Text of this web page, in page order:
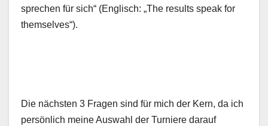
sprechen für sich“ (Englisch: „The results speak for
themselves“).
Die nächsten 3 Fragen sind für mich der Kern, da ich
persönlich meine Auswahl der Turniere darauf